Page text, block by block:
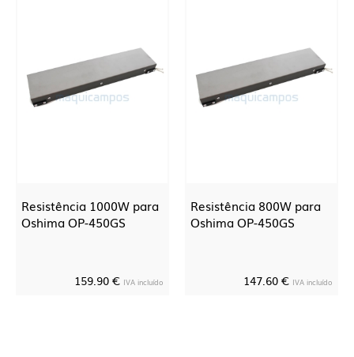
Resistência 1000W para
Oshima OP-450GS
159.90 € IVA incluído
Resistência 800W para
Oshima OP-450GS
147.60 € IVA incluído